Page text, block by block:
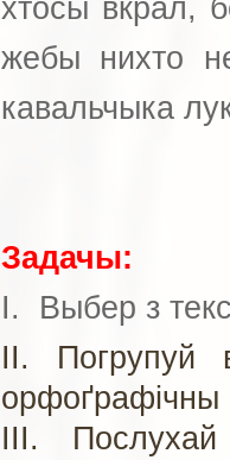
хтосы вкрал,
жебы нихто
кавальчыка
Задачы:
I. Выбер з
II. Погрупуй
орфоґрафічны
III.